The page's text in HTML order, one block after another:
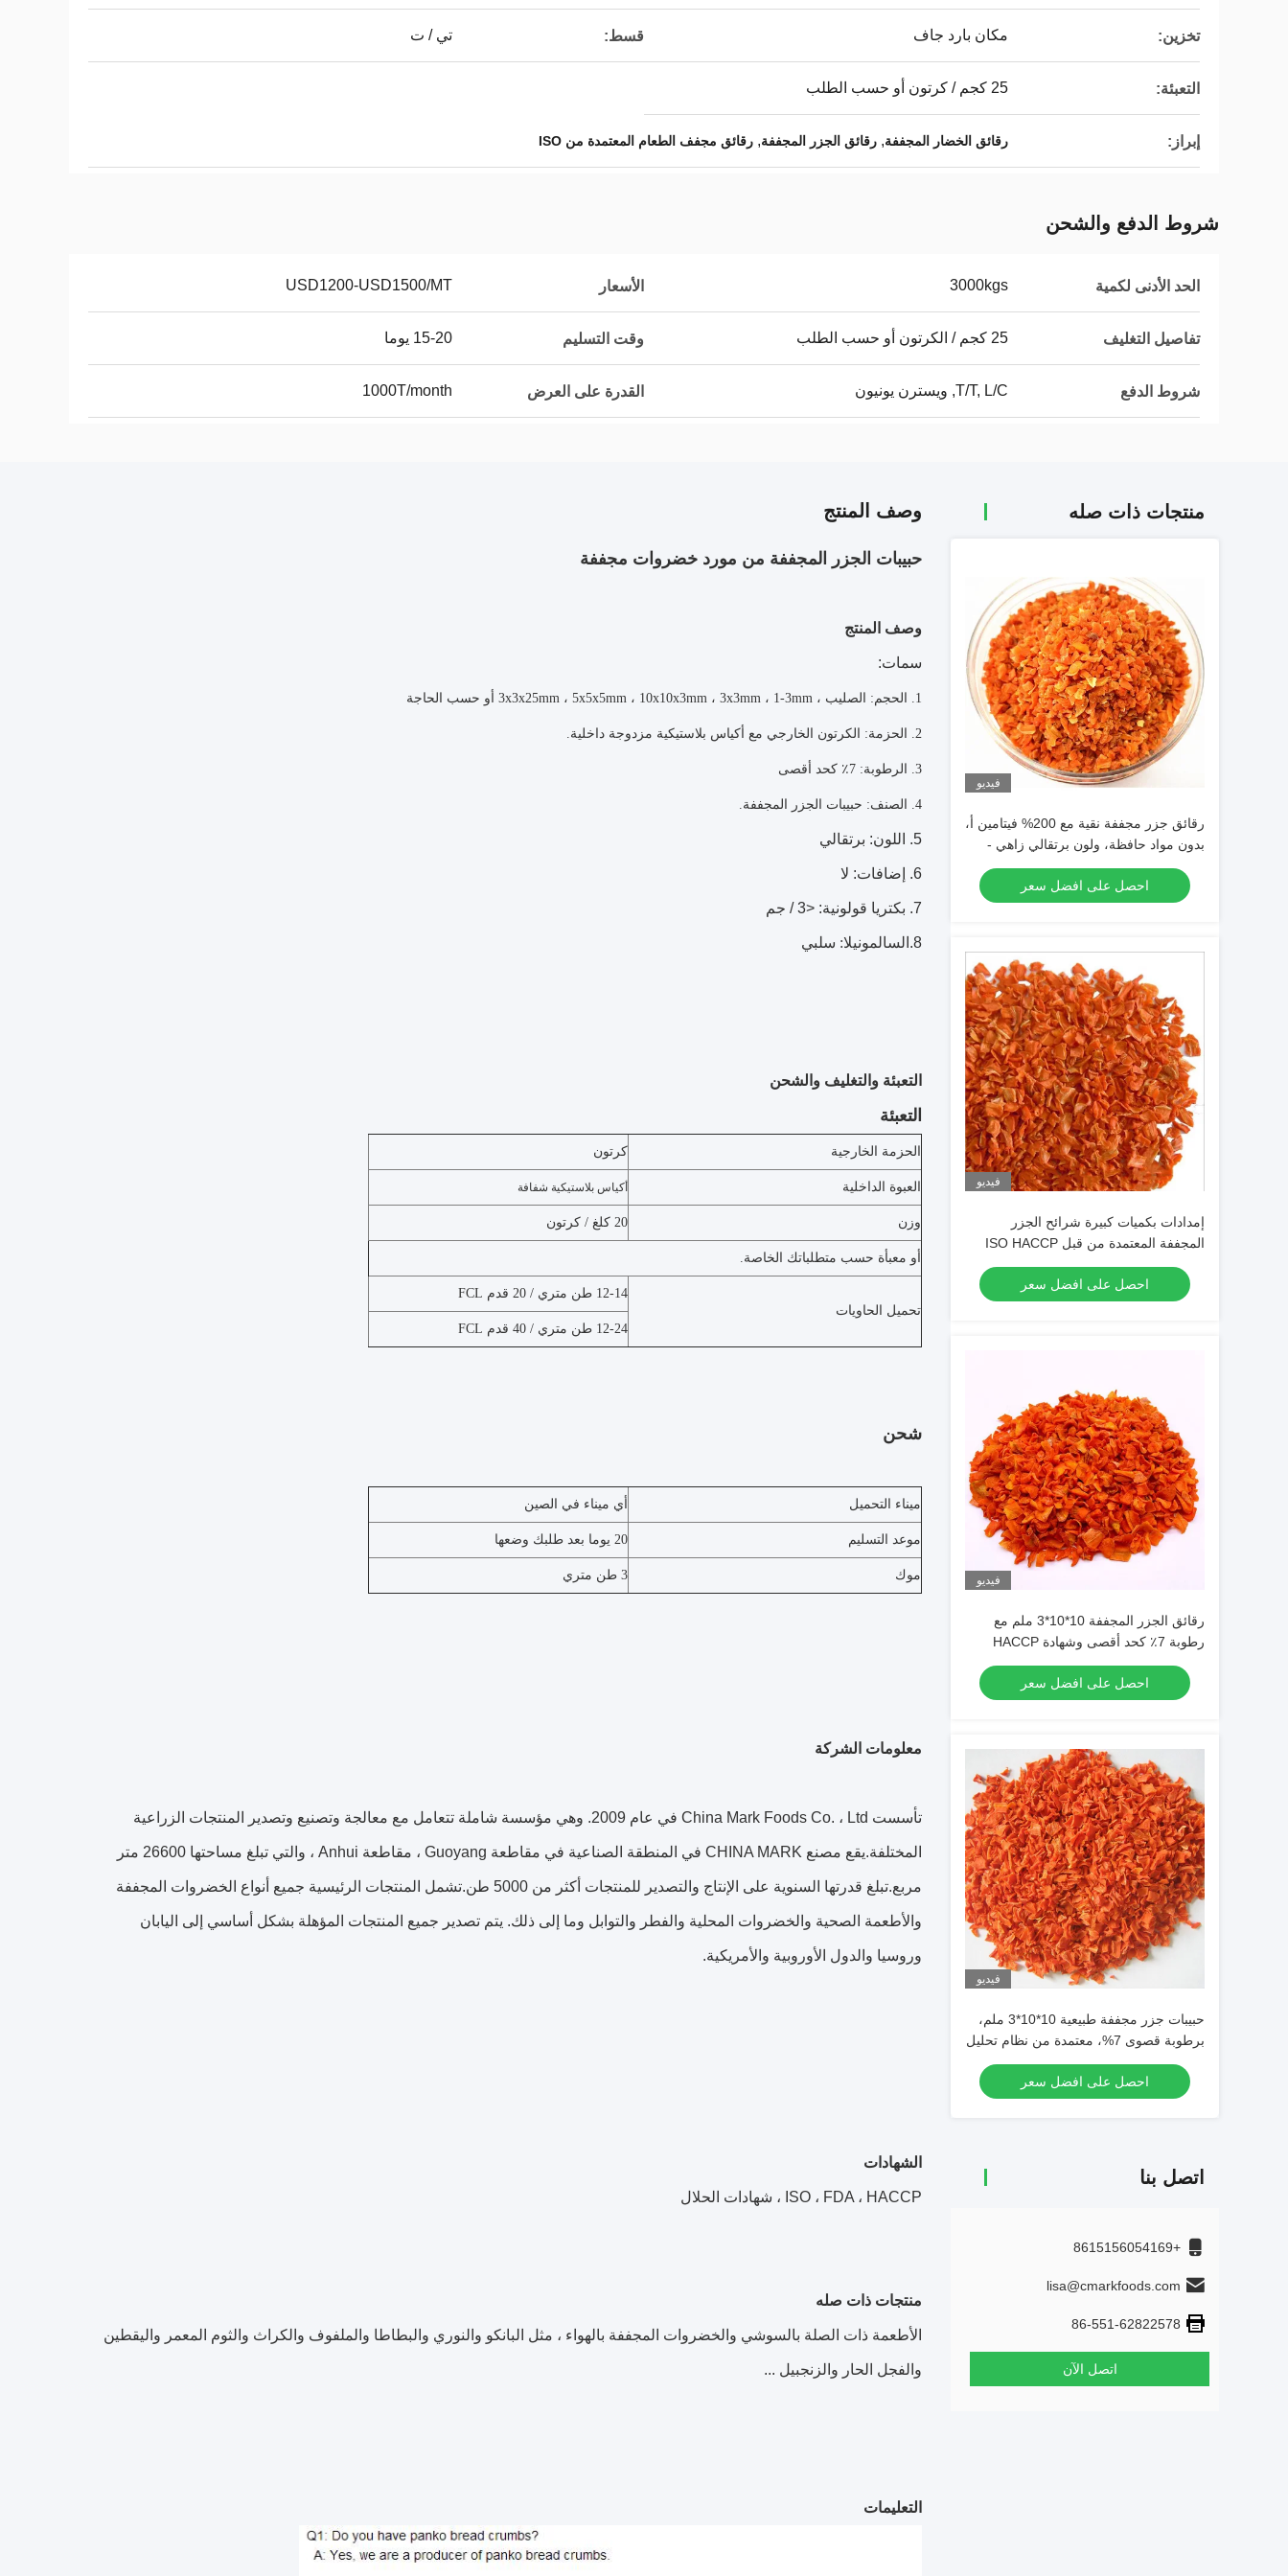
تخزين: مكان بارد جاف قسط: تي / ت
التعبئة: 25 كجم / كرتون أو حسب الطلب
إبراز: رقائق الخضار المجففة, رقائق الجزر المجففة, رقائق مجفف الطعام المعتمدة من ISO
شروط الدفع والشحن
الحد الأدنى لكمية 3000kgs الأسعار USD1200-USD1500/MT
تفاصيل التغليف 25 كجم / الكرتون أو حسب الطلب وقت التسليم 15-20 يوما
شروط الدفع T/T, L/C, ويسترن يونيون القدرة على العرض 1000T/month
منتجات ذات صله
فيديو
رقائق جزر مجففة نقية مع 200% فيتامين أ،
بدون مواد حافظة، ولون برتقالي زاهي -
رقائق جزر مجففة
احصل على افضل سعر
فيديو
إمدادات بكميات كبيرة شرائح الجزر
المجففة المعتمدة من قبل ISO HACCP
FDA HALAL وحبيبات الجزر المجففة مع
رطوبة ما يصل إلى 7٪ وانخفاض السكراحصل على افضل سعر
فيديو
رقائق الجزر المجففة 10*10*3 ملم مع
رطوبة 7٪ كحد أقصى وشهادة HACCP
HALAL ISO
احصل على افضل سعر
فيديو
حبيبات جزر مجففة طبيعية 10*10*3 ملم،
برطوبة قصوى 7%، معتمدة من نظام تحليل
والحلال و ISO9000 و FDA لأغذية
الحيوانات الأليفة
احصل على افضل سعر
اتصل بنا
+8615156054169
lisa@cmarkfoods.com
86-551-62822578
اتصل الآن
وصف المنتج
حبيبات الجزر المجففة من مورد خضروات مجففة
وصف المنتج
سمات:
1. الحجم: الصليب ، 3x3x25mm ، 5x5x5mm ، 10x10x3mm ، 3x3mm ، 1-3mm أو حسب الحاجة
2. الحزمة: الكرتون الخارجي مع أكياس بلاستيكية مزدوجة داخلية.
3. الرطوبة: 7٪ كحد أقصى
4. الصنف: حبيبات الجزر المجففة.
5. اللون: برتقالي
6. إضافات: لا
7. بكتريا قولونية: <3 / جم
8. السالمونيلا: سلبي
التعبئة والتغليف والشحن
التعبئة
الحزمة الخارجية كرتون
العبوة الداخلية أكياس بلاستيكية شفافة
وزن 20 كلغ / كرتون
أو معبأة حسب متطلباتك الخاصة.
تحميل الحاويات
12-14 طن متري / 20 قدم FCL
12-24 طن متري / 40 قدم FCL
شحن
ميناء التحميل أي ميناء في الصين
موعد التسليم 20 يوما بعد طلبك وضعها
موك 3 طن متري
معلومات الشركة
تأسست China Mark Foods Co. ، Ltd في عام 2009. وهي مؤسسة شاملة تتعامل مع معالجة وتصنيع وتصدير المنتجات الزراعية
المختلفة.يقع مصنع CHINA MARK في المنطقة الصناعية في مقاطعة Guoyang ، مقاطعة Anhui ، والتي تبلغ مساحتها 26600 متر
مربع.تبلغ قدرتها السنوية على الإنتاج والتصدير للمنتجات أكثر من 5000 طن.تشمل المنتجات الرئيسية جميع أنواع الخضروات المجففة
والأطعمة الصحية والخضروات المحلية والفطر والتوابل وما إلى ذلك. يتم تصدير جميع المنتجات المؤهلة بشكل أساسي إلى اليابان
وروسيا والدول الأوروبية والأمريكية.
الشهادات
ISO ، FDA ، HACCP ، شهادات الحلال
منتجات ذات صله
الأطعمة ذات الصلة بالسوشي والخضروات المجففة بالهواء ، مثل البانكو والنوري والبطاطا والملفوف والكراث والثوم المعمر واليقطين
والفجل الحار والزنجبيل ...
التعليمات